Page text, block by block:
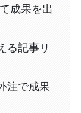
成果を出
る記事リ
注で成果